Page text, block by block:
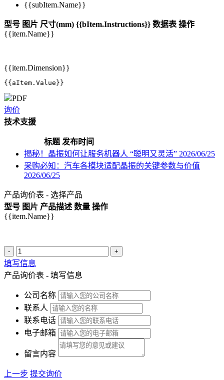
{{subItem.Name}}
型号 图片 尺寸(mm) {{bItem.Instructions}} 数据表 操作
{{item.Name}}
{{item.Dimension}}
{{aItem.Value}}
PDF
询价
技术支援
标题 发布时间
揭秘！晶振如何让服务机器人 “聪明又灵活” 2026/06/25
采购必知：汽车各模块适配晶振的关键参数与价值
2026/06/25
产品询价表 - 选择产品
型号 图片 产品描述 数量 操作
{{item.Name}}
- +
填写信息
产品询价表 - 填写信息
公司名称
联系人
联系电话
电子邮箱
留言内容
上一步 提交询价